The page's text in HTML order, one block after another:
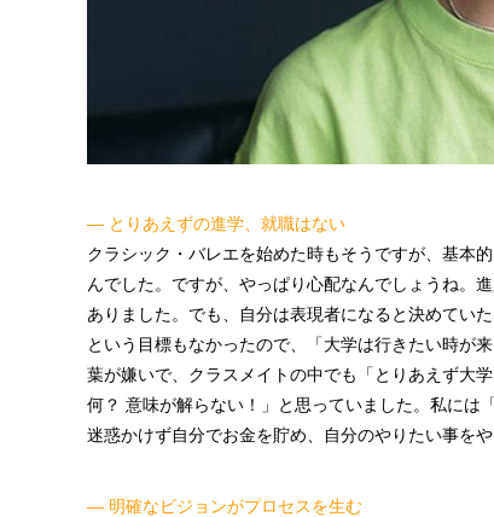
— とりあえずの進学、就職はない
クラシック・バレエを始めた時もそうですが、基本
んでした。ですが、やっぱり心配なんでしょうね。
ありました。でも、自分は表現者になると決めてい
という目標もなかったので、「大学は行きたい時が
葉が嫌いで、クラスメイトの中でも「とりあえず大
何？ 意味が解らない！」と思っていました。私には
迷惑かけず自分でお金を貯め、自分のやりたい事を
— 明確なビジョンがプロセスを生む